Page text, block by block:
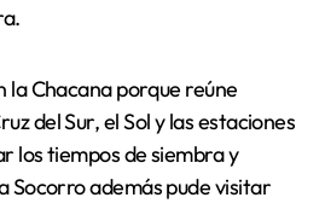
la Chacana porque reúne
del Sur, el Sol y las estaciones
los tiempos de siembra y
Socorro además pude visitar